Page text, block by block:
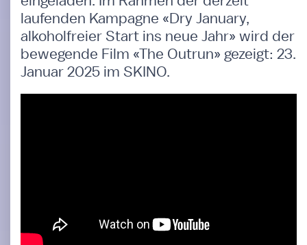
laufenden Kampagne «Dry January,
alkoholfreier Start ins neue Jahr» wird der
bewegende Film «The Outrun» gezeigt: 23.
Januar 2025 im SKINO.